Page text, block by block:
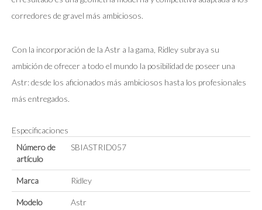
corredores de gravel más ambiciosos.
Con la incorporación de la Astr a la gama, Ridley subraya su
ambición de ofrecer a todo el mundo la posibilidad de poseer una
Astr: desde los aficionados más ambiciosos hasta los profesionales
más entregados.
Especificaciones
Número de
artículo
SBIASTRID057
Marca Ridley
Modelo Astr